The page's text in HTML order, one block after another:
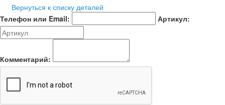
Вернуться к списку деталей
Телефон или Email:
Артикул:
Комментарий: